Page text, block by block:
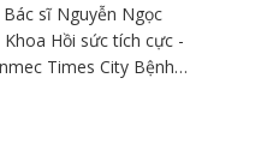
sĩ Nguyễn Ngọc
Hồi sức tích cực -
Times City Bệnh